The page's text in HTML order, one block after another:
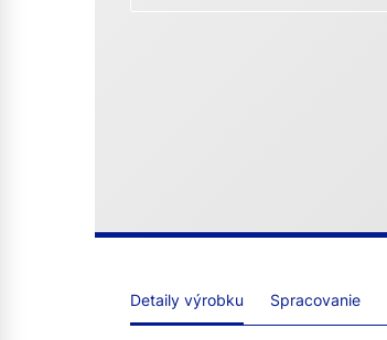
Detaily výrobku Spracovanie